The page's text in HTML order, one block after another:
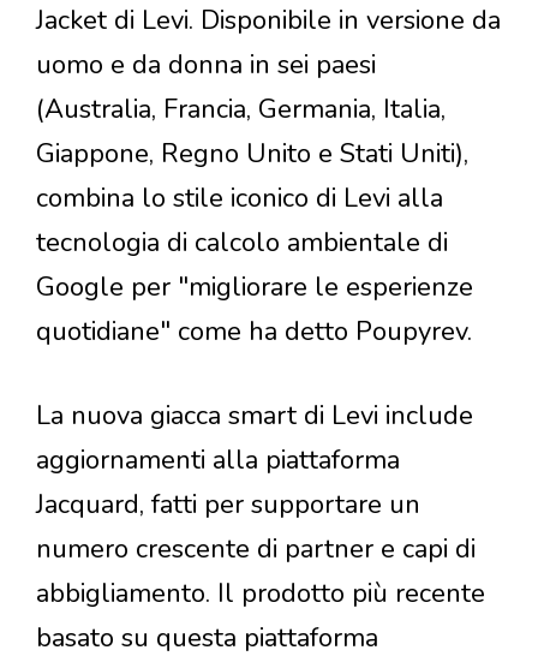
Jacket di Levi. Disponibile in versione da
uomo e da donna in sei paesi
(Australia, Francia, Germania, Italia,
Giappone, Regno Unito e Stati Uniti),
combina lo stile iconico di Levi alla
tecnologia di calcolo ambientale di
Google per "migliorare le esperienze
quotidiane" come ha detto Poupyrev.
La nuova giacca smart di Levi include
aggiornamenti alla piattaforma
Jacquard, fatti per supportare un
numero crescente di partner e capi di
abbigliamento. Il prodotto più recente
basato su questa piattaforma